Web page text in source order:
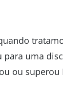
para uma
ou superou